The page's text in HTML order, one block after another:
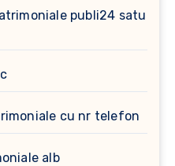
publi24 satu
cu nr telefon
alb